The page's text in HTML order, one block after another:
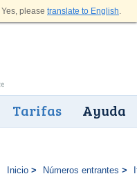
Yes, please translate to English.
Tarifas Ayuda
Inicio Números entrantes